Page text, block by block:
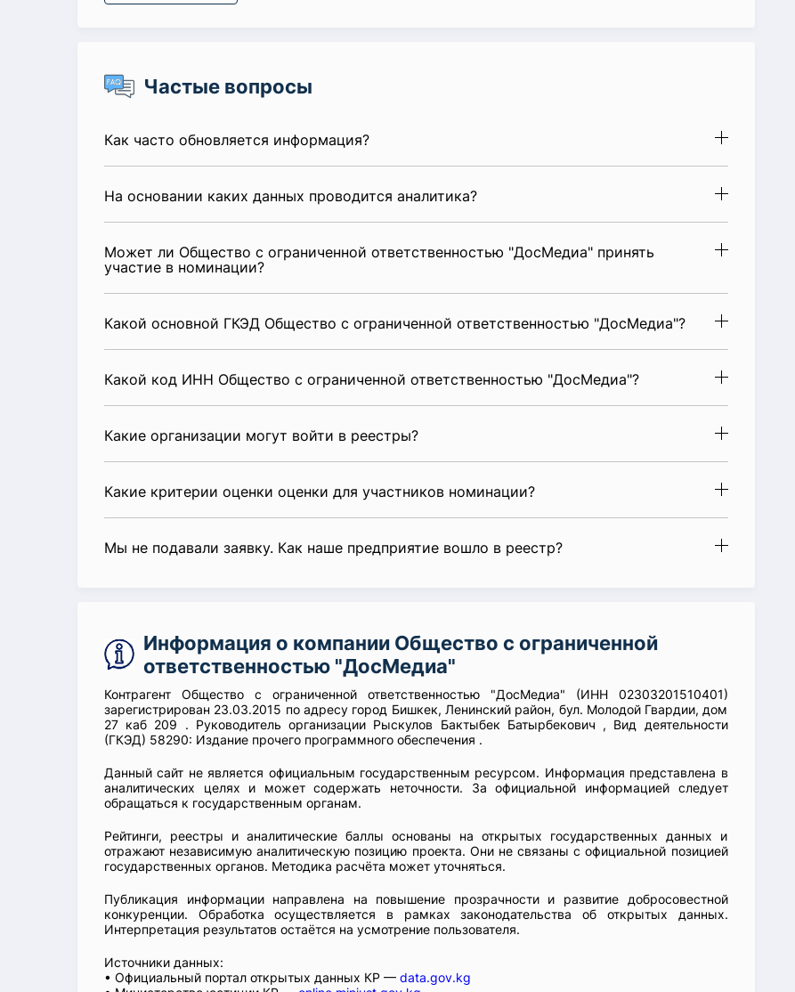
Частые вопросы
Как часто обновляется информация?
На основании каких данных проводится аналитика?
Может ли Общество с ограниченной ответственностью "ДосМедиа" принять
участие в номинации?
Какой основной ГКЭД Общество с ограниченной ответственностью "ДосМедиа"?
Какой код ИНН Общество с ограниченной ответственностью "ДосМедиа"?
Какие организации могут войти в реестры?
Какие критерии оценки оценки для участников номинации?
Мы не подавали заявку. Как наше предприятие вошло в реестр?
Информация о компании Общество с ограниченной
ответственностью "ДосМедиа"
Контрагент Общество с ограниченной ответственностью "ДосМедиа" (ИНН 02303201510401)
зарегистрирован 23.03.2015 по адресу город Бишкек, Ленинский район, бул. Молодой Гвардии, дом
27 каб 209 . Руководитель организации Рыскулов Бактыбек Батырбекович , Вид деятельности
(ГКЭД) 58290: Издание прочего программного обеспечения .
Данный сайт не является официальным государственным ресурсом. Информация представлена в
аналитических целях и может содержать неточности. За официальной информацией следует
обращаться к государственным органам.
Рейтинги, реестры и аналитические баллы основаны на открытых государственных данных и
отражают независимую аналитическую позицию проекта. Они не связаны с официальной позицией
государственных органов. Методика расчёта может уточняться.
Публикация информации направлена на повышение прозрачности и развитие добросовестной
конкуренции. Обработка осуществляется в рамках законодательства об открытых данных.
Интерпретация результатов остаётся на усмотрение пользователя.
Источники данных:
• Официальный портал открытых данных КР — data.gov.kg